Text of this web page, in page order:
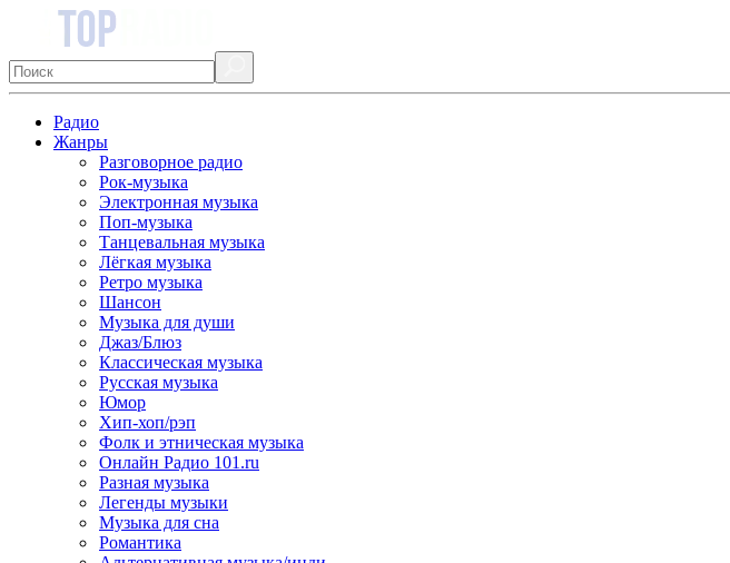
Радио
Жанры
Разговорное радио
Рок-музыка
Электронная музыка
Поп-музыка
Танцевальная музыка
Лёгкая музыка
Ретро музыка
Шансон
Музыка для души
Джаз/Блюз
Классическая музыка
Русская музыка
Юмор
Хип-хоп/рэп
Фолк и этническая музыка
Онлайн Радио 101.ru
Разная музыка
Легенды музыки
Музыка для сна
Романтика